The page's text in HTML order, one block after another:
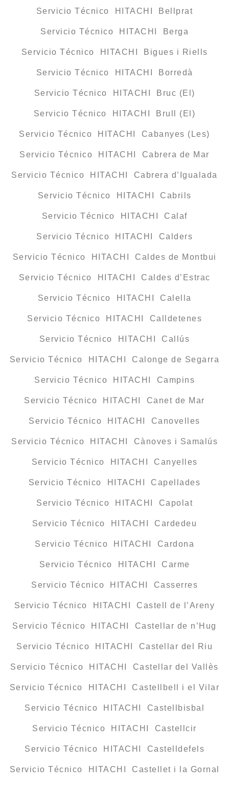
Servicio Técnico HITACHI Bellprat
Servicio Técnico HITACHI Berga
Servicio Técnico HITACHI Bigues i Riells
Servicio Técnico HITACHI Borredà
Servicio Técnico HITACHI Bruc (El)
Servicio Técnico HITACHI Brull (El)
Servicio Técnico HITACHI Cabanyes (Les)
Servicio Técnico HITACHI Cabrera de Mar
Servicio Técnico HITACHI Cabrera d’Igualada
Servicio Técnico HITACHI Cabrils
Servicio Técnico HITACHI Calaf
Servicio Técnico HITACHI Calders
Servicio Técnico HITACHI Caldes de Montbui
Servicio Técnico HITACHI Caldes d’Estrac
Servicio Técnico HITACHI Calella
Servicio Técnico HITACHI Calldetenes
Servicio Técnico HITACHI Callús
Servicio Técnico HITACHI Calonge de Segarra
Servicio Técnico HITACHI Campins
Servicio Técnico HITACHI Canet de Mar
Servicio Técnico HITACHI Canovelles
Servicio Técnico HITACHI Cànoves i Samalús
Servicio Técnico HITACHI Canyelles
Servicio Técnico HITACHI Capellades
Servicio Técnico HITACHI Capolat
Servicio Técnico HITACHI Cardedeu
Servicio Técnico HITACHI Cardona
Servicio Técnico HITACHI Carme
Servicio Técnico HITACHI Casserres
Servicio Técnico HITACHI Castell de l’Areny
Servicio Técnico HITACHI Castellar de n’Hug
Servicio Técnico HITACHI Castellar del Riu
Servicio Técnico HITACHI Castellar del Vallès
Servicio Técnico HITACHI Castellbell i el Vilar
Servicio Técnico HITACHI Castellbisbal
Servicio Técnico HITACHI Castellcir
Servicio Técnico HITACHI Castelldefels
Servicio Técnico HITACHI Castellet i la Gornal